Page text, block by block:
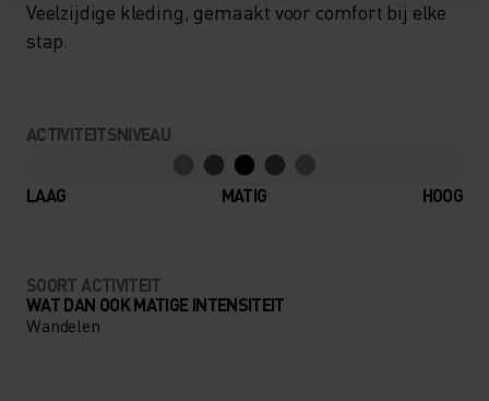
Veelzijdige kleding, gemaakt voor comfort bij elke
stap.
ACTIVITEITSNIVEAU
LAAG MATIG HOOG
SOORT ACTIVITEIT
WAT DAN OOK MATIGE INTENSITEIT
Wandelen